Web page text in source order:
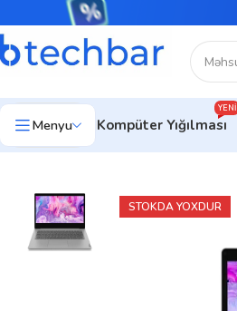
Menyu Kompüter Yığılması
YENI
Ev Noutbuklar
STOKDA YOXDUR